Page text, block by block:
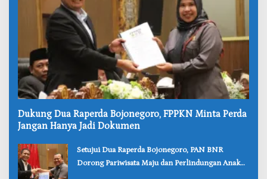
‎Dukung Dua Raperda Bojonegoro, FPPKN Minta Perda
Jangan Hanya Jadi Dokumen
‎Setujui Dua Raperda Bojonegoro, PAN BNR
Dorong Pariwisata Maju dan Perlindungan Anak